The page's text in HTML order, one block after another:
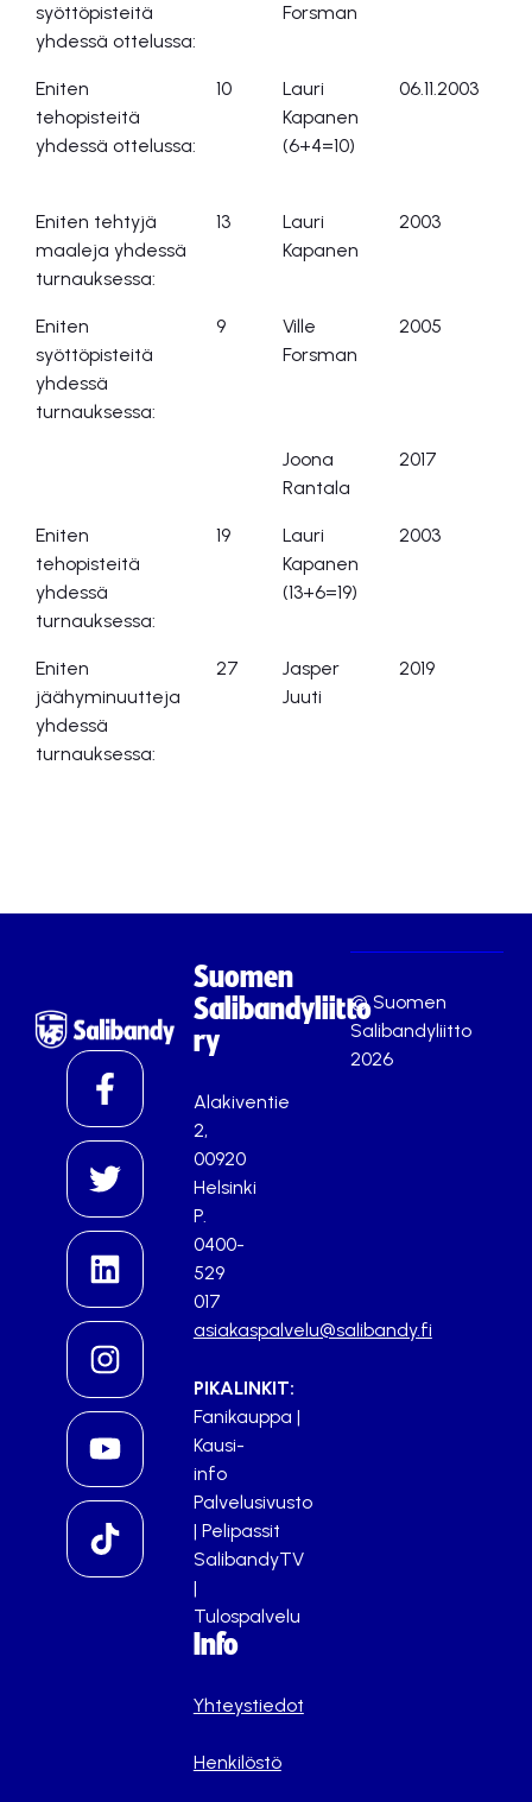
syöttöpisteitä
yhdessä ottelussa:
Forsman
Eniten
tehopisteitä
yhdessä ottelussa:
10
Lauri
Kapanen
(6+4=10)
06.11.2003
Eniten tehtyjä
maaleja yhdessä
turnauksessa:
13
Lauri
Kapanen
2003
Eniten
syöttöpisteitä
yhdessä
turnauksessa:
9
Ville
Forsman
2005
Joona
Rantala
2017
Eniten
tehopisteitä
yhdessä
turnauksessa:
19
Lauri
Kapanen
(13+6=19)
2003
Eniten
jäähyminuutteja
yhdessä
turnauksessa:
27
Jasper
Juuti
2019
Suomen
Salibandyliitto
ry
Alakiventie
2,
00920
Helsinki
P.
0400-
529
017
asiakaspalvelu@salibandy.fi
PIKALINKIT:
Fanikauppa |
Kausi-
info
Palvelusivusto
| Pelipassit
SalibandyTV
|
Tulospalvelu
Info
Yhteystiedot
Henkilöstö
© Suomen
Salibandyliitto
2026